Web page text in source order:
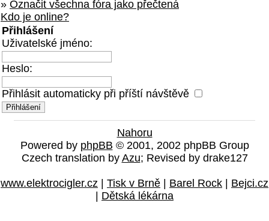
» Označit všechna fóra jako přečtená
Kdo je online?
Přihlášení
Uživatelské jméno:
Heslo:
Přihlásit automaticky při příští návštěvě
Nahoru
Powered by phpBB © 2001, 2002 phpBB Group
Czech translation by Azu; Revised by drake127
www.elektrocigler.cz | Tisk v Brně | Barel Rock | Bejci.cz
| Dětská lékárna